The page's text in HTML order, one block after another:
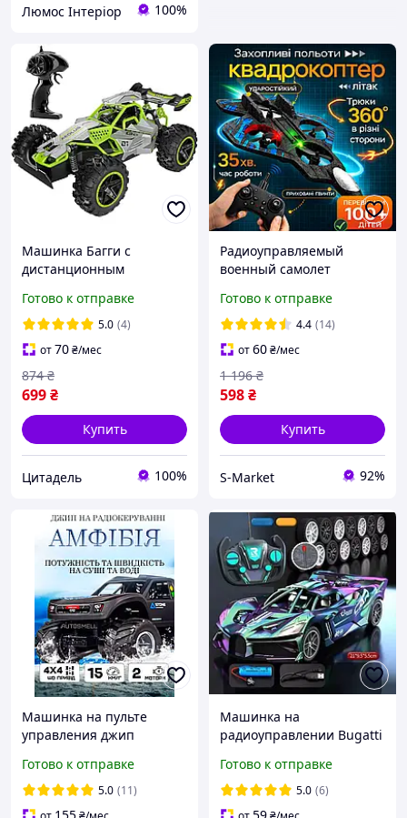
Люмос Інтеріор 100%
Машинка Багги с
дистанционным
км/ч Зеленая
Готово к отправке
5.0 (4)
от70₴/мес
699₴
874 ₴
Купить
Цитадель 100%
Радиоуправляемый
военный самолет
дистанционном
управлении L0712 из
пенопласта Детский
трюковый квадрокоптер
Готово к отправке
4.4 (14)
от60₴/мес
598₴
1 196 ₴
Купить
S-Market 92%
Машинка на пульте
управления джип
Готово к отправке
5.0 (11)
Машинка на
радиоуправлении Bugatti
покрытием гоночная
Машинки на пульте
управления
Готово к отправке
5.0 (6)